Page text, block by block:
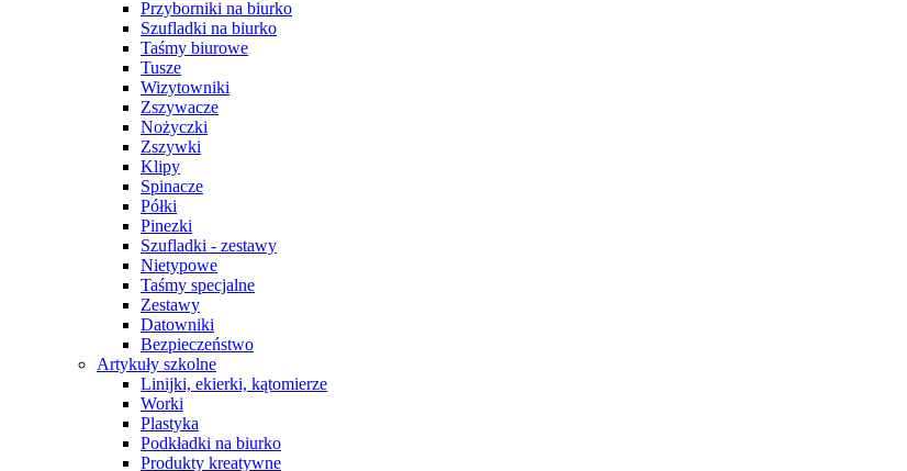
Przyborniki na biurko
Szufladki na biurko
Taśmy biurowe
Tusze
Wizytowniki
Zszywacze
Nożyczki
Zszywki
Klipy
Spinacze
Półki
Pinezki
Szufladki - zestawy
Nietypowe
Taśmy specjalne
Zestawy
Datowniki
Bezpieczeństwo
Artykuły szkolne
Linijki, ekierki, kątomierze
Worki
Plastyka
Podkładki na biurko
Produkty kreatywne